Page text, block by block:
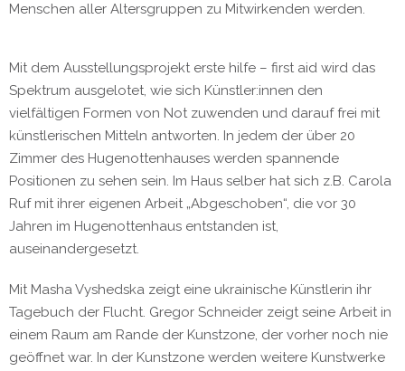
Menschen aller Altersgruppen zu Mitwirkenden werden.
Mit dem Ausstellungsprojekt erste hilfe – first aid wird das
Spektrum ausgelotet, wie sich Künstler:innen den
vielfältigen Formen von Not zuwenden und darauf frei mit
künstlerischen Mitteln antworten. In jedem der über 20
Zimmer des Hugenottenhauses werden spannende
Positionen zu sehen sein. Im Haus selber hat sich z.B. Carola
Ruf mit ihrer eigenen Arbeit „Abgeschoben“, die vor 30
Jahren im Hugenottenhaus entstanden ist,
auseinandergesetzt.
Mit Masha Vyshedska zeigt eine ukrainische Künstlerin ihr
Tagebuch der Flucht. Gregor Schneider zeigt seine Arbeit in
einem Raum am Rande der Kunstzone, der vorher noch nie
geöffnet war. In der Kunstzone werden weitere Kunstwerke